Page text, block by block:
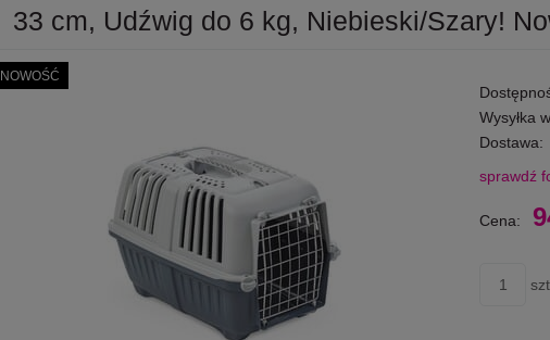
33 cm, Udźwig do 6 kg, Niebieski/Szary!
NOWOŚĆ
Wysyłka
Dostawa:
Cena
płatności
sprawdź
Cena: